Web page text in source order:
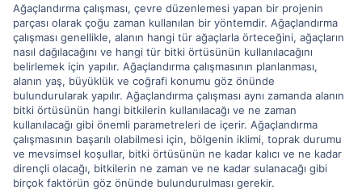
Ağaçlandırma çalışması, çevre düzenlemesi yapan bir projenin
parçası olarak çoğu zaman kullanılan bir yöntemdir. Ağaçlandırma
çalışması genellikle, alanın hangi tür ağaçlarla örteceğini, ağaçların
nasıl dağılacağını ve hangi tür bitki örtüsünün kullanılacağını
belirlemek için yapılır. Ağaçlandırma çalışmasının planlanması,
alanın yaş, büyüklük ve coğrafi konumu göz önünde
bulundurularak yapılır. Ağaçlandırma çalışması aynı zamanda alanın
bitki örtüsünün hangi bitkilerin kullanılacağı ve ne zaman
kullanılacağı gibi önemli parametreleri de içerir. Ağaçlandırma
çalışmasının başarılı olabilmesi için, bölgenin iklimi, toprak durumu
ve mevsimsel koşullar, bitki örtüsünün ne kadar kalıcı ve ne kadar
dirençli olacağı, bitkilerin ne zaman ve ne kadar sulanacağı gibi
birçok faktörün göz önünde bulundurulması gerekir.